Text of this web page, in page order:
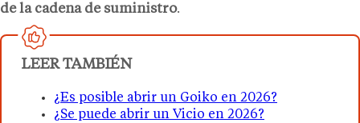
de la cadena de suministro.
LEER TAMBIÉN
¿Es posible abrir un Goiko en 2026?
¿Se puede abrir un Vicio en 2026?